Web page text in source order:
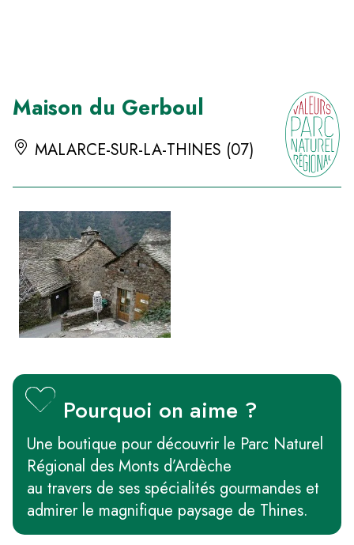
Maison du Gerboul
MALARCE-SUR-LA-THINES (07)
Pourquoi on aime ?
Une boutique pour découvrir le Parc Naturel
Régional des Monts d’Ardèche
au travers de ses spécialités gourmandes et
admirer le magnifique paysage de Thines.